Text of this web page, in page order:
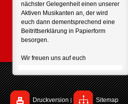
nächster Gelegenheit einen unserer
Aktiven Musikanten an, der wird
euch dann dementsprechend eine
Beitrittserklärung in Papierform
besorgen.
Wir freuen uns auf euch
Druckversion | Sitemap